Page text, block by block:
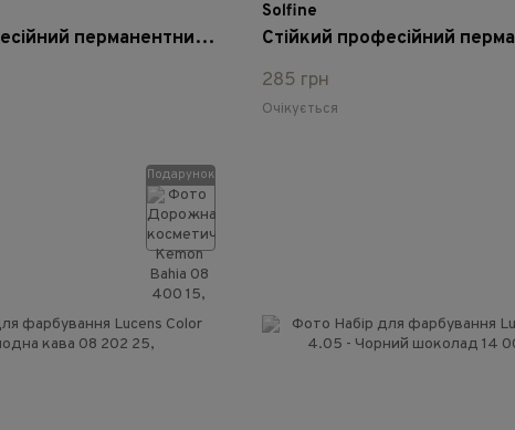
Стійкий професійний перманентний фарбник Solfine Natural Color 4.45 - каштаново-мідний махагон,100 мл
Solfine
285 грн
Очікується
Подарунок